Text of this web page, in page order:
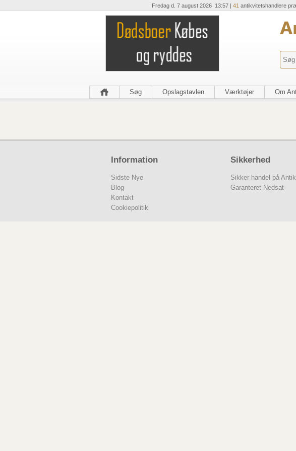
Fredag d. 7 august 2026 13:57 | 41 antikvitetshandlere
Søg Opslagstavlen Værktøjer Om
Information
Sidste Nye
Blog
Kontakt
Cookiepolitik
Sikkerhed
Sikker handel på
Garanteret Nedsat